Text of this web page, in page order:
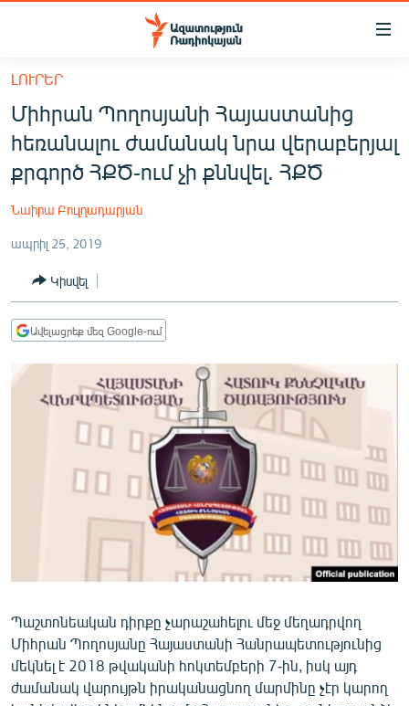
Մատչելիության
հիմնական
բովանդակությանը
Անցնել
հիմնական
մենյուին
ՀԱՅԱՍՏԱՆ
ՔԱՂԱՔԱԿԱՆ
ՏՆՏԵՍՈՒԹՅՈՒՆ
ՂԱՐԱԲԱՂ
ՏԱՐԱԾԱՇՐՋԱՆ
ՄԻՋԱԶԳԱՅԻՆ
ՄԵԿՆԱԲԱՆՈՒԹՅՈՒՆ
ԱՐԽԻՎ
ՏԵՍԱՆՅՈՒԹԵՐ
ԲԱՆԱՎԵՃ
ԼՈՒՐԵՐ
Միհրան Պողոսյանի Հայաստանից
հեռանալու ժամանակ նրա վերաբերյալ
քրգործ ՀՔԾ-ում չի քննվել. ՀՔԾ
Նաիրա Բուլղադարյան
ապրիլ 25, 2019
Կիսվել
Ավելացրեք մեզ Google-ում
Պաշտոնեական դիրքը չարաշահելու մեջ մեղադրվող
Միհրան Պողոսյանը Հայաստանի Հանրապետությունից
մեկնել է 2018 թվականի հոկտեմբերի 7-ին, իսկ այդ
ժամանակ վարույթն իրականացնող մարմինը չէր կարող